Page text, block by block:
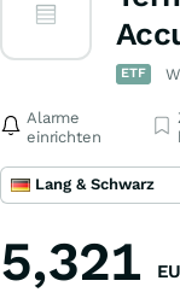
ETF
Alarme
einrichten
Lang & Schwarz
5,321